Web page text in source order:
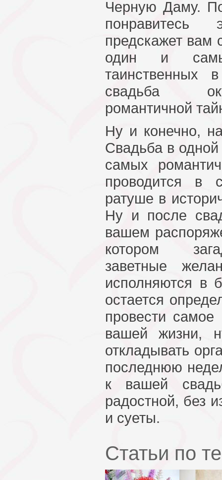
Черную Даму.
предскажет вам
один и
таинственных
свадьба
романтичной
Ну и конечно,
Свадьба в
самых
проводится в
ратуше в
Ну и после
вашем
котором
заветные
исполняются в
остается
провести
вашей жизни,
откладывать
последнюю
к вашей
радостной, без
и суеты.
Статьи по